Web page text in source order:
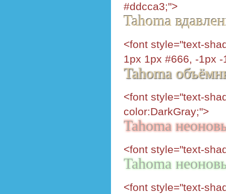
#ddcca3;">
Tahoma
<font style="text-
1px 1px #666, -1px
Tahoma
<font style="text-
color:DarkGray;">
Tahoma
<font style="text-
Tahoma
<font style="text-